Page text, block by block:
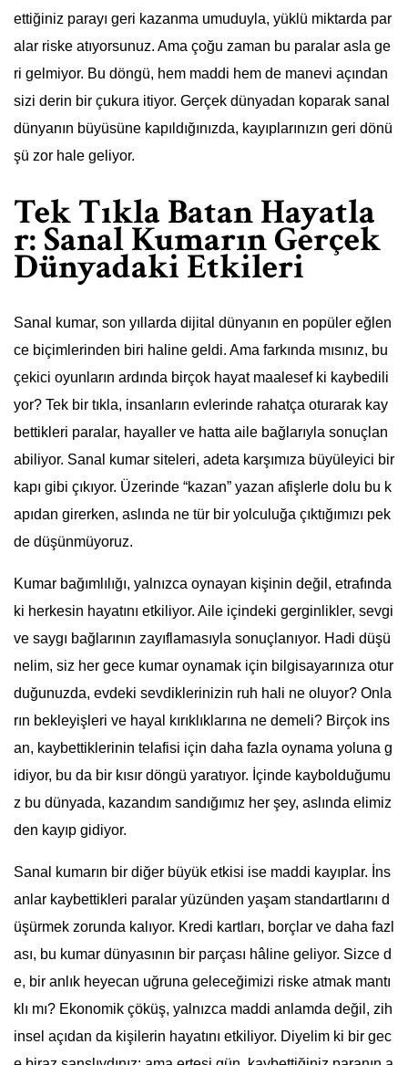
ettiğiniz parayı geri kazanma umuduyla, yüklü miktarda par
alar riske atıyorsunuz. Ama çoğu zaman bu paralar asla ge
ri gelmiyor. Bu döngü, hem maddi hem de manevi açından
sizi derin bir çukura itiyor. Gerçek dünyadan koparak sanal
dünyanın büyüsüne kapıldığınızda, kayıplarınızın geri dönü
şü zor hale geliyor.
Tek Tıkla Batan Hayatla
r: Sanal Kumarın Gerçek
Dünyadaki Etkileri
Sanal kumar, son yıllarda dijital dünyanın en popüler eğlen
ce biçimlerinden biri haline geldi. Ama farkında mısınız, bu
çekici oyunların ardında birçok hayat maalesef ki kaybedili
yor? Tek bir tıkla, insanların evlerinde rahatça oturarak kay
bettikleri paralar, hayaller ve hatta aile bağlarıyla sonuçlan
abiliyor. Sanal kumar siteleri, adeta karşımıza büyüleyici bir
kapı gibi çıkıyor. Üzerinde “kazan” yazan afişlerle dolu bu k
apıdan girerken, aslında ne tür bir yolculuğa çıktığımızı pek
de düşünmüyoruz.
Kumar bağımlılığı, yalnızca oynayan kişinin değil, etrafında
ki herkesin hayatını etkiliyor. Aile içindeki gerginlikler, sevgi
ve saygı bağlarının zayıflamasıyla sonuçlanıyor. Hadi düşü
nelim, siz her gece kumar oynamak için bilgisayarınıza otur
duğunuzda, evdeki sevdiklerinizin ruh hali ne oluyor? Onla
rın bekleyişleri ve hayal kırıklıklarına ne demeli? Birçok ins
an, kaybettiklerinin telafisi için daha fazla oynama yoluna g
idiyor, bu da bir kısır döngü yaratıyor. İçinde kaybolduğumu
z bu dünyada, kazandım sandığımız her şey, aslında elimiz
den kayıp gidiyor.
Sanal kumarın bir diğer büyük etkisi ise maddi kayıplar. İns
anlar kaybettikleri paralar yüzünden yaşam standartlarını d
üşürmek zorunda kalıyor. Kredi kartları, borçlar ve daha fazl
ası, bu kumar dünyasının bir parçası hâline geliyor. Sizce d
e, bir anlık heyecan uğruna geleceğimizi riske atmak mantı
klı mı? Ekonomik çöküş, yalnızca maddi anlamda değil, zih
insel açıdan da kişilerin hayatını etkiliyor. Diyelim ki bir gec